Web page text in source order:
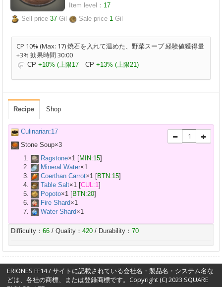
Item level： 17
Sell price 37 Gil Sale price 1 Gil
CP 10% (Max: 17) 焼石を入れて温めた、野菜スープ 経験値獲得量
+3% 効果時間 30:00
CP +10% (上限17 CP +13% (上限21)
Recipe Shop
Culinarian:17
Stone Soup×3
Ragstone×1 [MIN:15]
Mineral Water×1
Coerthan Carrot×1 [BTN:15]
Table Salt×1 [CUL:1]
Popoto×1 [BTN:20]
Fire Shard×1
Water Shard×1
Difficulty： 66 / Quality： 420 / Durability： 70
ERIONES FF14 / サイトに記載されている会社名・製品名・システム名な
どは、各社の商標、または登録商標です。Copyright (C) 2023 SQUARE